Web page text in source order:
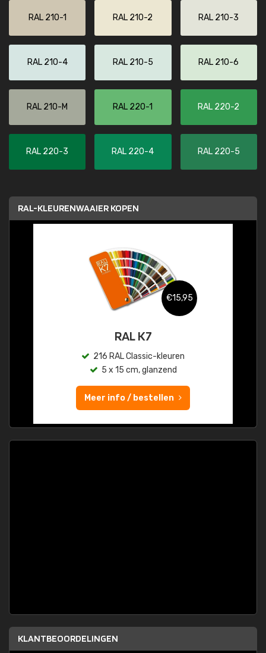
RAL 210-1 RAL 210-2 RAL 210-3
RAL 210-4 RAL 210-5 RAL 210-6
RAL 210-M RAL 220-1 RAL 220-2
RAL 220-3 RAL 220-4 RAL 220-5
RAL-KLEURENWAAIER KOPEN
€15,95
RAL K7
216 RAL Classic-kleuren
5 x 15 cm, glanzend
Meer info / bestellen
KLANTBEOORDELINGEN